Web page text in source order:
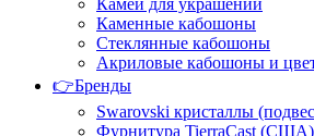
Камеи для украшений
Каменные кабошоны
Стеклянные кабошоны
Акриловые кабошоны и
👉Бренды
Swarovski кристаллы
Фурнитура TierraCast (США)